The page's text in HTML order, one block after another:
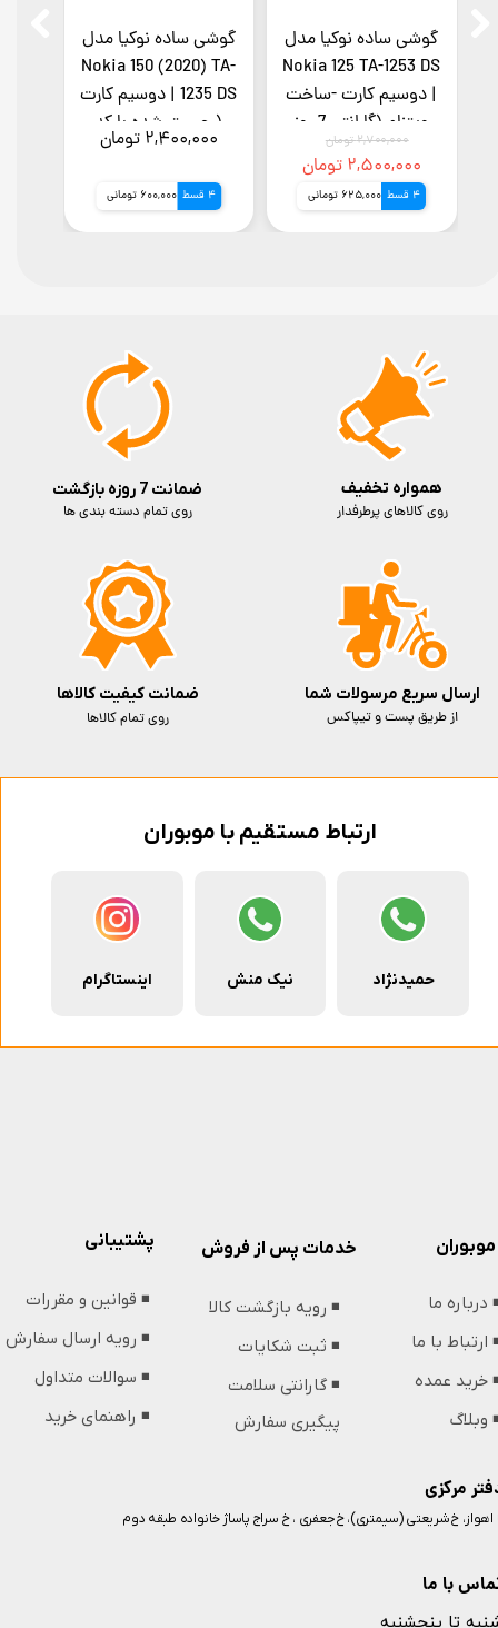
گوشی ساده نوکیا مدل
Nokia 150 (2020) TA-
1235 DS | دوسیم کارت
(رجیستر شده با کد
فعالسازی) (7روز گارانتی
تعویض و سلامت کالا)
۲,۴۰۰,۰۰۰ تومان
4 قسط 600,000 تومانی
گوشی ساده نوکیا مدل
Nokia 125 TA-1253 DS
| دوسیم کارت -ساخت
ویتنام (گارانتی 7 روز
سلامت کالا)
۲,۷۰۰,۰۰۰ تومان
۲,۵۰۰,۰۰۰ تومان
4 قسط 625,000 تومانی
ارتباط مستقیم با موبوران
حمیدنژاد نیک منش اینستاگرام
ضمانت 7 روزه بازگشت
روی تمام دسته بندی ها
ارسال سریع مرسولات شما
از طریق پست و تیپاکس
ضمانت کیفیت کالاها
روی تمام کالاها
همواره تخفیف
روی کالاهای پرطرفدار
مرکزی
با ما
اهواز، خ شریعتی (سیمتری)، خ جعفری ، خ سراج پاساژ خانواده طبقه دوم
تا پنجشنبه
پشتیبانی
◾️ قوانین و مقررات
◾️ رویه ارسال سفارش
◾️ سوالات متداول
◾️ راهنمای خرید
موبوران
درباره ما
ارتباط با ما
خرید عمده
وبلاگ
خدمات پس از فروش
◾️ رویه بازگشت کالا
◾️ ثبت شکایات
◾️ گارانتی سلامت
پیگیری سفارش